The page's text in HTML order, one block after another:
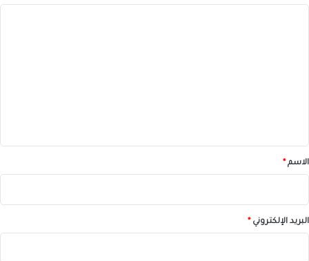
*الاسم*
البريد الإلكتروني*